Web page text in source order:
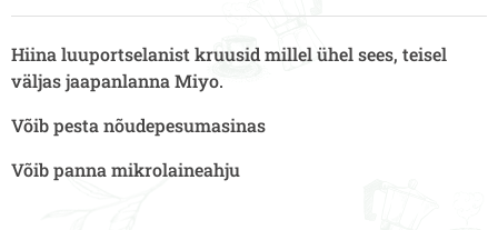
Hiina luuportselanist kruusid millel ühel sees, teisel
väljas jaapanlanna Miyo.
Võib pesta nõudepesumasinas
Võib panna mikrolaineahju